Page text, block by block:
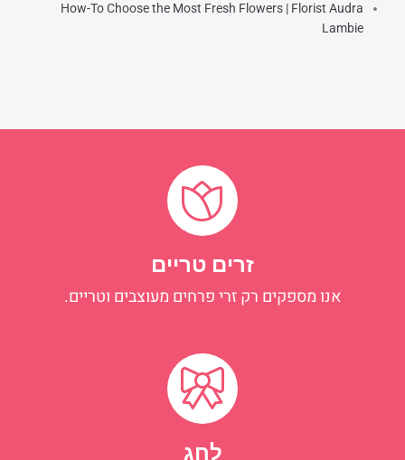
How-To Choose the Most Fresh Flowers | Florist Audra
Lambie
זרים טריים
אנו מספקים רק זרי פרחים מעוצבים וטריים.
לחג